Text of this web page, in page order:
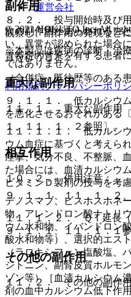
８．２． 投与開始時及び
観察し、副作用の発現など
（特定の背景を有する患者
（合併症・既往歴等のある患
９．１．１． 低カルシウ
を悪化させるおそれがある
１、１１．１．２参照〕。
相互作用
１０．２． 併用注意：
デノスマブ、ビスホスホネ
物、アレンドロン酸ナトリ
ウム水和物、イバンドロン
酸水和物等）、選択的エス
（ラロキシフェン塩酸塩、
シトニン、副腎皮質ホルモ
ゾン等）［血清カルシウム
剤の血中カルシウム低下作
副作用
次の副作用があらわれるこ
い、異常が認められた場合
置を行うこと。
重大な副作用
１１．１． 重大な副作用
１１．１．１． 低カルシ
ウム血症に基づくと考えら
痙攣、気分不良、不整脈、
た場合には、血清カルシウ
ビタミンＤ製剤の投与を考
９．１．１、１１．１．２
１１．１．２． ＱＴ延長
９．１．１、１１．１．１
その他の副作用
１１．２． その他の副作用
運営会社
© 2021 HOKUTO Inc. All
※本製品は疾病の診断・治
ではありません。
利用規約プライバシーポリ